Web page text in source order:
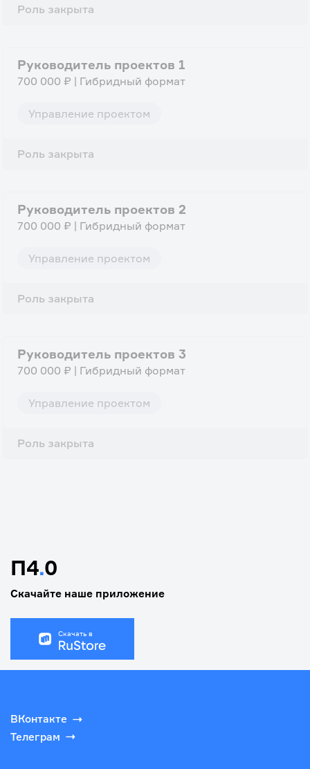
Роль закрыта
Руководитель проектов 1
700 000 ₽ | Гибридный формат
Управление проектом
Роль закрыта
Руководитель проектов 2
700 000 ₽ | Гибридный формат
Управление проектом
Роль закрыта
Руководитель проектов 3
700 000 ₽ | Гибридный формат
Управление проектом
Роль закрыта
П4.0
Скачайте наше приложение
Скачать в
ВКонтакте
Телеграм